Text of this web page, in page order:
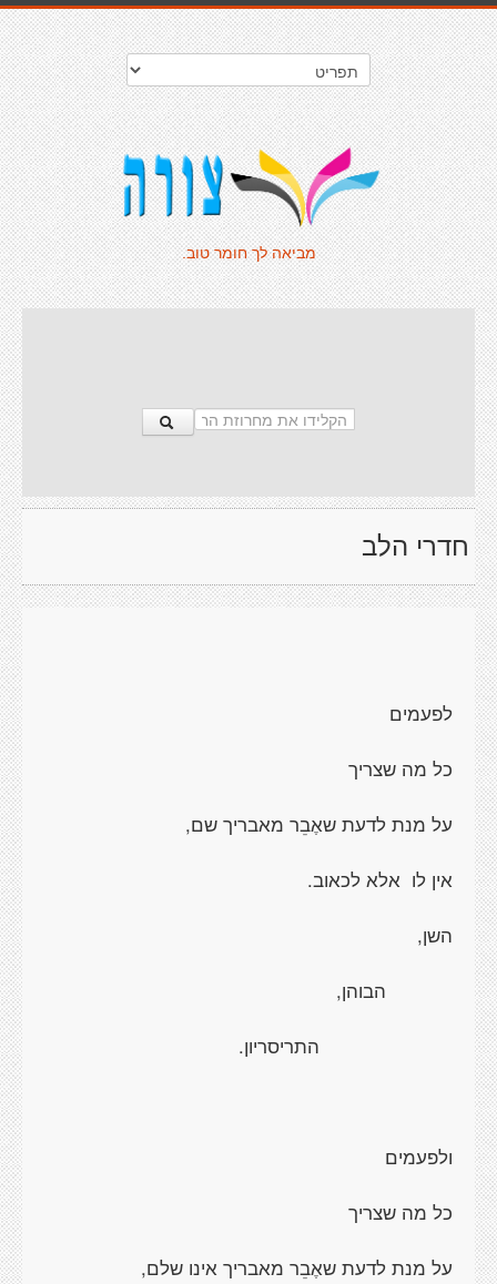
מביאה לך חומר טוב.
חדרי הלב
לפעמים
כל מה שצריך
על מנת לדעת שאֶבֵר מאבריך שם,
אין לו אלא לכאוב.
השן,
הבוהן,
התריסריון.
ולפעמים
כל מה שצריך
על מנת לדעת שאֶבֵר מאבריך אינו שלם,